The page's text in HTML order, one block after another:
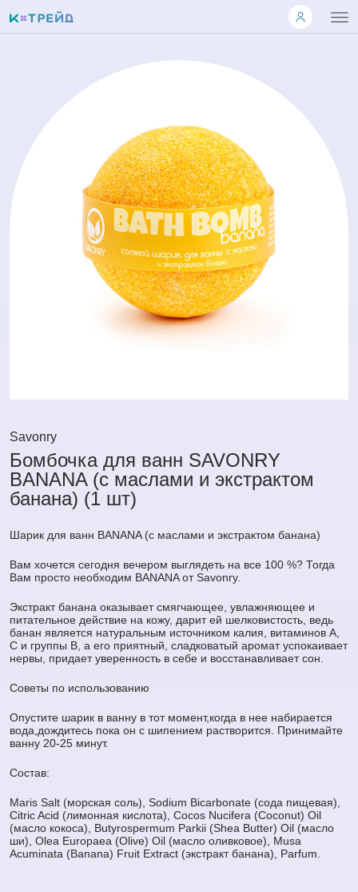
Savonry
Бомбочка для ванн SAVONRY
BANANA (с маслами и экстрактом
банана) (1 шт)
Шарик для ванн BANANA (с маслами и экстрактом банана)
Вам хочется сегодня вечером выглядеть на все 100 %? Тогда
Вам просто необходим BANANA от Savonry.
Экстракт банана оказывает смягчающее, увлажняющее и
питательное действие на кожу, дарит ей шелковистость, ведь
банан является натуральным источником калия, витаминов А,
С и группы В, а его приятный, сладковатый аромат успокаивает
нервы, придает уверенность в себе и восстанавливает сон.
Советы по использованию
Опустите шарик в ванну в тот момент,когда в нее набирается
вода,дождитесь пока он с шипением растворится. Принимайте
ванну 20-25 минут.
Состав:
Maris Salt (морская соль), Sodium Вicarbonate (сода пищевая),
Citric Acid (лимонная кислота), Cocos Nucifera (Coconut) Oil
(масло кокоса), Butyrospermum Parkii (Shea Butter) Oil (масло
ши), Olea Europaea (Olive) Oil (масло оливковое), Musa
Acuminata (Banana) Fruit Extract (экстракт банана), Parfum.